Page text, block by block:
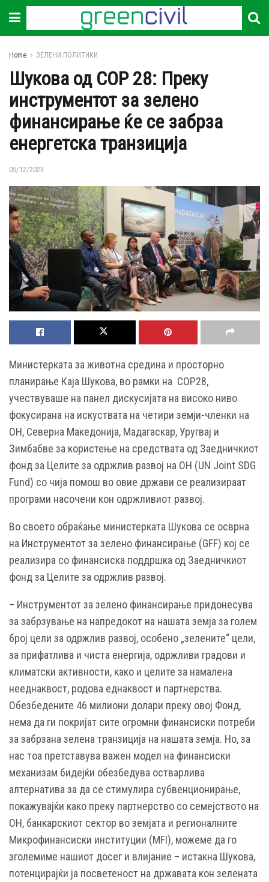
Home ЗЕЛЕНИ ПОЛИТИКИ
Шукова од COP 28: Преку
инструментот за зелено
финансирање ќе се забрза
енергетска транзиција
05/12/2023
Министерката за животна средина и просторно
планирање Каја Шукова, во рамки на COP28,
учествуваше на панел дискусијата на високо ниво
фокусирана на искуствата на четири земји-членки на
ОН, Северна Македонија, Мадагаскар, Уругвај и
Зимбабве за користење на средствата од Заедничкиот
фонд за Целите за одржлив развој на ОН (UN Joint SDG
Fund) со чија помош во овие држави се реализираат
програми насочени кон одржливиот развој.
Во своето обраќање министерката Шукова се осврна
на Инструментот за зелено финансирање (GFF) кој се
реализира со финансиска поддршка од Заедничкиот
фонд за Целите за одржлив развој.
– Инструментот за зелено финансирање придонесува
за забрзување на напредокот на нашата земја за голем
број цели за одржлив развој, особено „зелените“ цели,
за прифатлива и чиста енергија, одржливи градови и
климатски активности, како и целите за намалена
нееднаквост, родова еднаквост и партнерства.
Обезбедените 46 милиони долари преку овој Фонд,
нема да ги покријат сите огромни финансиски потреби
за забрзана зелена транзиција на нашата земја. Но, за
нас тоа претставува важен модел на финансиски
механизам бидејќи обезбедува остварлива
алтернатива за да се стимулира субвенционирање,
покажувајќи како преку партнерство со семејството на
ОН, банкарскиот сектор во земјата и регионалните
Микрофинансиски институции (MFI), можеме да го
зголемиме нашиот досег и влијание – истакна Шукова,
потенцирајќи ја посветеност на државата кон зелената